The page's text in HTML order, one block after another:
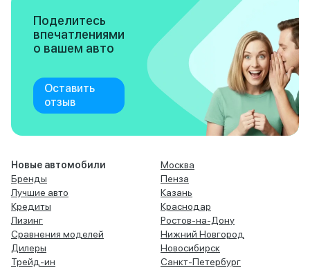
Поделитесь
впечатлениями
о вашем авто
Оставить
отзыв
Новые автомобили
Бренды
Лучшие авто
Кредиты
Лизинг
Сравнения моделей
Дилеры
Трейд-ин
Москва
Пенза
Казань
Краснодар
Ростов-на-Дону
Нижний Новгород
Новосибирск
Санкт-Петербург